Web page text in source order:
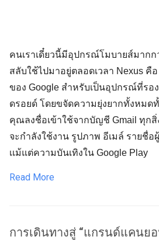
คนเราเดี๋ยวนี้มีอุปกรณ์โมบายส์มากก
สลับใช้ไปมาอยู่ตลอดเวลา Nexus คื
ของ Google สำหรับเป็นอุปกรณ์ที่รอ
ดรอยด์ โดยขจัดความยุ่งยากทั้งหมดทั้
คุณลงชื่อเข้าใช้จากบัญชี Gmail ทุกสิ่
จะกำลังใช้งาน รูปภาพ อีเมล์ รายชื่
เเม้แต่ความบันเทิงใน Google Play
Read More
การเดินทางสู่ “แกรนด์แคนย